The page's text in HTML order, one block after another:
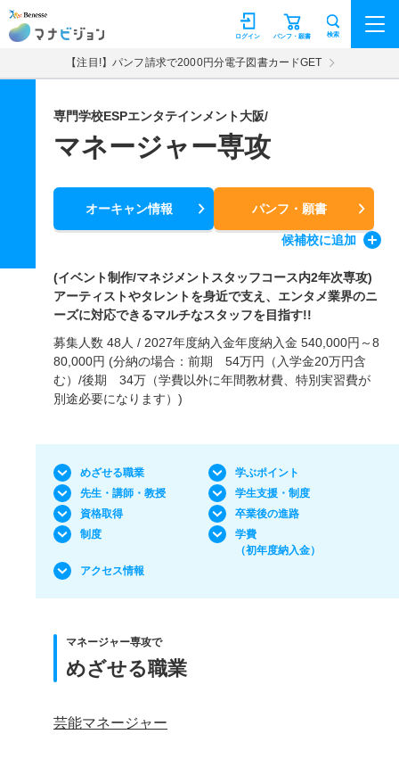
マナビジョン パンフ・願書
ログイン 検索
【注目!】パンフ請求で2000円分電子図書カードGET
専門学校ESPエンタテインメント大阪/
マネージャー専攻
オーキャン情報 パンフ・願書
候補校に追加
(イベント制作/マネジメントスタッフコース内2年次専攻)
アーティストやタレントを身近で支え、エンタメ業界のニ
ーズに対応できるマルチなスタッフを目指す!!
募集人数 48人 / 2027年度納入金年度納入金 540,000円～8
80,000円 (分納の場合：前期 54万円（入学金20万円含
む）/後期 34万（学費以外に年間教材費、特別実習費が
別途必要になります）)
めざせる職業
学ぶポイント
先生・講師・教授
学生支援・制度
資格取得
卒業後の進路
制度
学費
（初年度納入金）
アクセス情報
マネージャー専攻で
めざせる職業
芸能マネージャー